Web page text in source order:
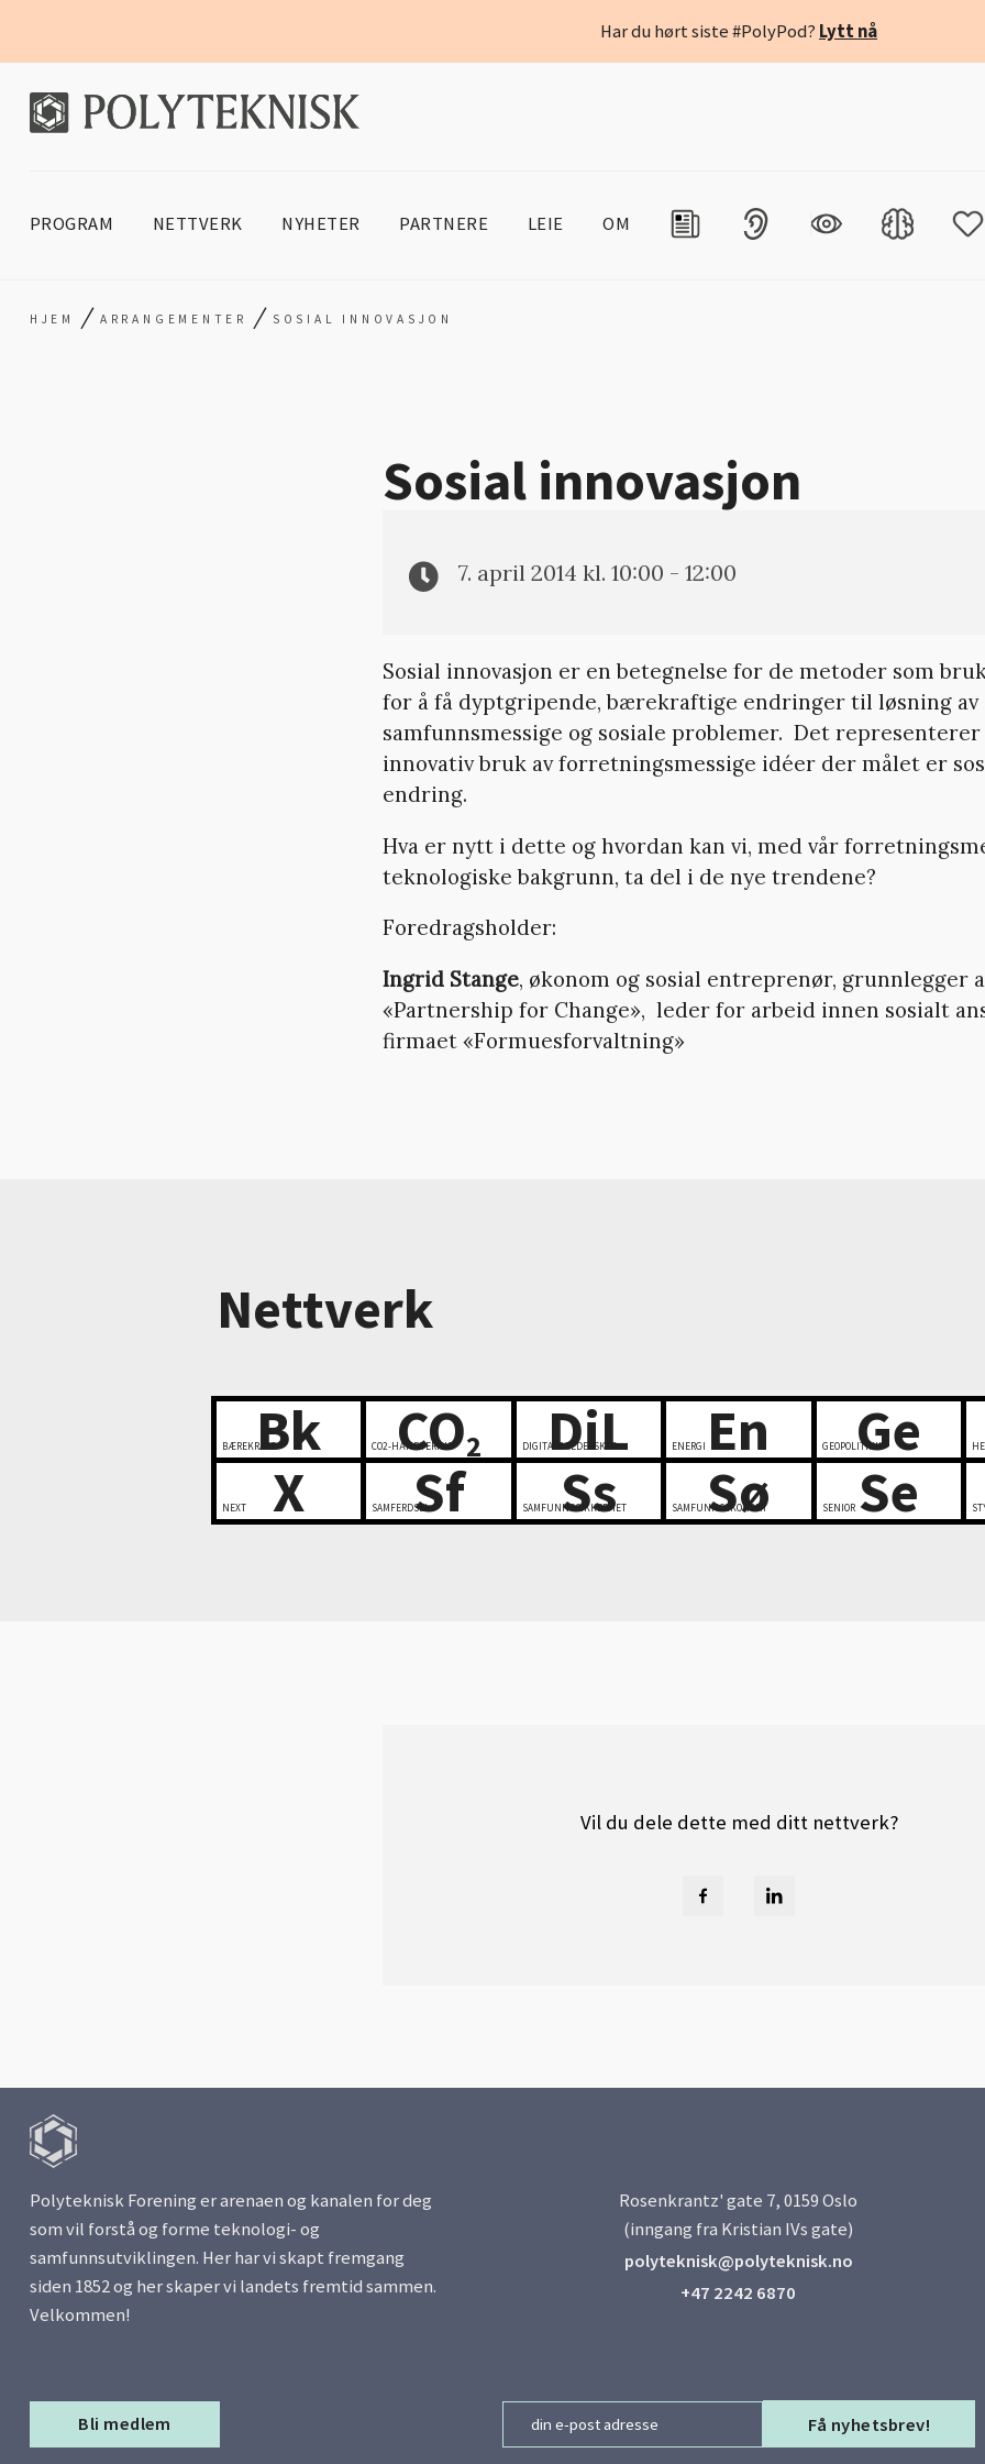
Har du hørt siste #PolyPod? Lytt nå
PROGRAM NETTVERK NYHETER PARTNERE LEIE OM
HJEM / ARRANGEMENTER / SOSIAL INNOVASJON
Sosial innovasjon
7. april 2014 kl. 10:00 - 12:00
Sosial innovasjon er en betegnelse for de metoder som
for å få dyptgripende, bærekraftige endringer til løsning av
samfunnsmessige og sosiale problemer. Det representerer
innovativ bruk av forretningsmessige idéer der målet er
endring.
Hva er nytt i dette og hvordan kan vi, med vår
teknologiske bakgrunn, ta del i de nye trendene?
Foredragsholder:
Ingrid Stange, økonom og sosial entreprenør, grunnlegger
«Partnership for Change», leder for arbeid innen sosialt
firmaet «Formuesforvaltning»
Nettverk
Bk
BÆREKRAFT CO2
CO2-HÅNDTERING DiL
DIGITALT LEDERSKAP En
ENERGI Ge
GEOPOLITIKK
X
NEXT Sf
SAMFERDSEL Ss
SAMFUNNSSIKKERHET Sø
SAMFUNNSØKONOMI Se
SENIOR
Vil du dele dette med ditt nettverk?
Polyteknisk Forening er arenaen og kanalen for deg
som vil forstå og forme teknologi- og
samfunnsutviklingen. Her har vi skapt fremgang
siden 1852 og her skaper vi landets fremtid sammen.
Velkommen!
Rosenkrantz' gate 7, 0159 Oslo
(inngang fra Kristian IVs gate)
polyteknisk@polyteknisk.no
+47 2242 6870
Bli medlem